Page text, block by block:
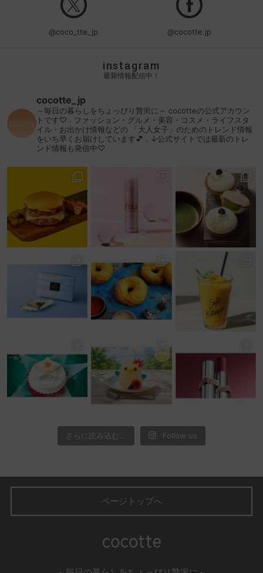
@coco_tte_jp @cocotte.jp
instagram
最新情報配信中！
cocotte_jp
～毎日の暮らしをちょっぴり贅沢に～ cocotteの公式アカウン
トです♡
ファッション・グルメ・美容・コスメ・ライフスタ
イル・お出かけ情報などの 「大人女子」のためのトレンド情報
をいち早くお届けしています💕
↓公式サイトでは最新のトレ
ンド情報も発信中♡
さらに読み込む... Follow us
ページトップへ